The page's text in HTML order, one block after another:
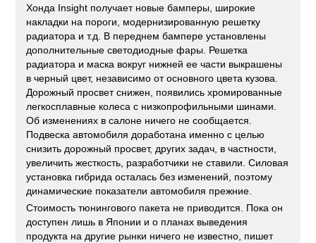
Хонда Insight получает новые бамперы, широкие
накладки на пороги, модернизированную решетку
радиатора и т.д. В переднем бампере установлены
дополнительные светодиодные фары. Решетка
радиатора и маска вокруг нижней ее части выкрашены
в черный цвет, независимо от основного цвета кузова.
Дорожный просвет снижен, появились хромированные
легкосплавные колеса с низкопрофильными шинами.
Об изменениях в салоне ничего не сообщается.
Подвеска автомобиля доработана именно с целью
снизить дорожный просвет, других задач, в частности,
увеличить жесткость, разработчики не ставили. Силовая
установка гибрида осталась без изменений, поэтому
динамические показатели автомобиля прежние.
Стоимость тюнингового пакета не приводится. Пока он
доступен лишь в Японии и о планах выведения
продукта на другие рынки ничего не известно, пишет